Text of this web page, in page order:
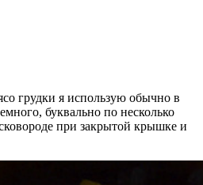
грудки я использую обычно в
буквально по несколько
при закрытой крышке и